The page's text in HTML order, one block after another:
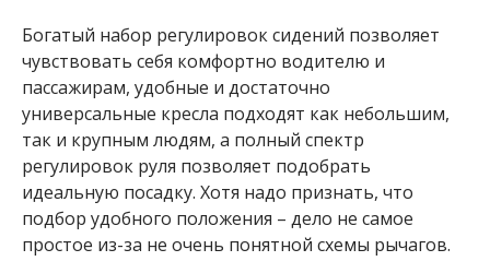
Богатый набор регулировок сидений позволяет
чувствовать себя комфортно водителю и
пассажирам, удобные и достаточно
универсальные кресла подходят как небольшим,
так и крупным людям, а полный спектр
регулировок руля позволяет подобрать
идеальную посадку. Хотя надо признать, что
подбор удобного положения – дело не самое
простое из-за не очень понятной схемы рычагов.